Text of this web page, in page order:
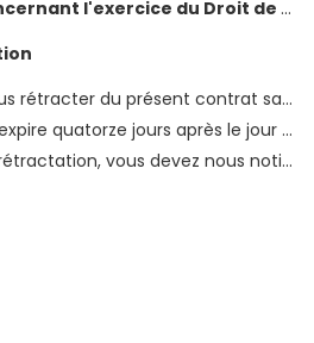
Art 9 Informations concernant l'exercice du Droit de Rétractation :
Vous avez le droit de vous rétracter du présent contrat sans donner de motif dans un délai de quatorze jours.
tiers autre que le transporteur et désigné par vous, prend physiquement possession du dernier bien.
vous devez nous notifier